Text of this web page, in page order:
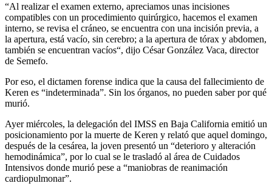
“Al realizar el examen externo, apreciamos unas incisiones
compatibles con un procedimiento quirúrgico, hacemos el examen
interno, se revisa el cráneo, se encuentra con una incisión previa, a
la apertura, está vacío, sin cerebro; a la apertura de tórax y abdomen,
también se encuentran vacíos“, dijo César González Vaca, director
de Semefo.
Por eso, el dictamen forense indica que la causa del fallecimiento de
Keren es “indeterminada”. Sin los órganos, no pueden saber por qué
murió.
Ayer miércoles, la delegación del IMSS en Baja California emitió un
posicionamiento por la muerte de Keren y relató que aquel domingo,
después de la cesárea, la joven presentó un “deterioro y alteración
hemodinámica”, por lo cual se le trasladó al área de Cuidados
Intensivos donde murió pese a “maniobras de reanimación
cardiopulmonar”.